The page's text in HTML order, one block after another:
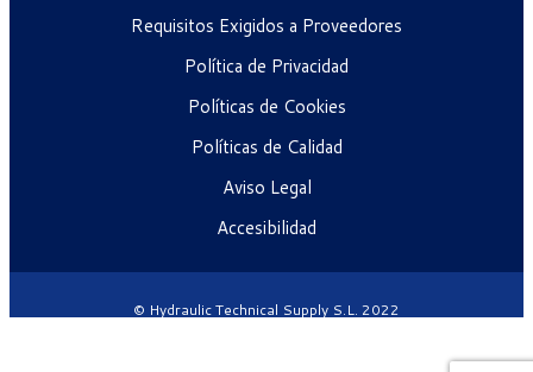
Requisitos Exigidos a Proveedores
Política de Privacidad
Políticas de Cookies
Políticas de Calidad
Aviso Legal
Accesibilidad
© Hydraulic Technical Supply S.L. 2022